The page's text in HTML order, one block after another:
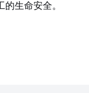
生命安全。